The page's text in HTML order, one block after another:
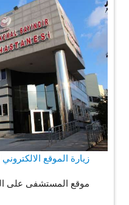
زيارة الموقع
موقع المستشفى على